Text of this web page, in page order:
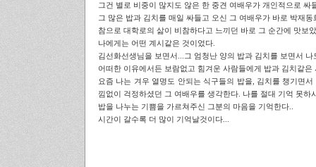
그건 별로 비중이 많지도 않은 한 중견 여배우가 개인적으로 싸
그 많은 밥과 김치를 매일 싸들고 오신 그 여배우가 바로 박재
참으로 대학로의 삶이 비참하다고 느끼던 바로 그 순간에 맛보
나에게는 어떤 계시같은 것이었다.
김선화선생님을 보면서...그 엄청난 양의 밥과 김치를 보면서
어떠한 이유에서든 보람없고 힘겨운 사람들에게 밥과 김치같
요즘 나는 겨우 열명도 안되는 식구들의 밥을, 김치를 챙기면
낌없이 걱정하셨던 그 여배우를 생각한다. 나를 절대 기억 못하
밥을 나누는 기쁨을 가르쳐주신 그분의 마음을 기억한다..
시간이 갈수록 더 많이 기억날것이다...